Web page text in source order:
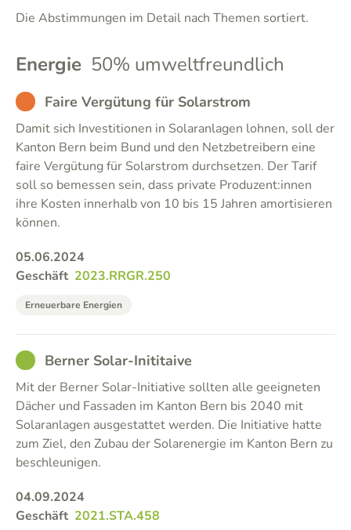
Die Abstimmungen im Detail nach Themen sortiert.
Energie 50% umweltfreundlich
BAD Faire Vergütung für Solarstrom
Damit sich Investitionen in Solaranlagen lohnen, soll der
Kanton Bern beim Bund und den Netzbetreibern eine
faire Vergütung für Solarstrom durchsetzen. Der Tarif
soll so bemessen sein, dass private Produzent:innen
ihre Kosten innerhalb von 10 bis 15 Jahren amortisieren
können.
05.06.2024
Geschäft 2023.RRGR.250
Erneuerbare Energien
GOODBerner Solar-Inititaive
Mit der Berner Solar-Initiative sollten alle geeigneten
Dächer und Fassaden im Kanton Bern bis 2040 mit
Solaranlagen ausgestattet werden. Die Initiative hatte
zum Ziel, den Zubau der Solarenergie im Kanton Bern zu
beschleunigen.
04.09.2024
Geschäft 2021.STA.458